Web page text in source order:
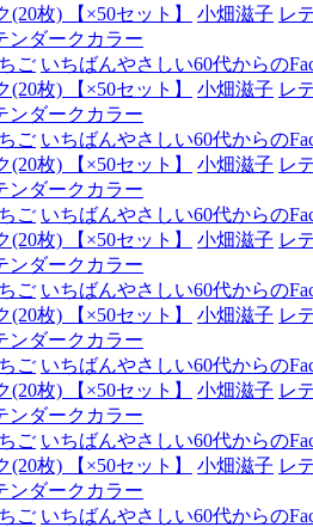
枚) 【×50セット】
小畑滋子 レ
ンダークカラー
ご いちばんやさしい60代からの
枚) 【×50セット】
小畑滋子 レ
ンダークカラー
ご いちばんやさしい60代からの
枚) 【×50セット】
小畑滋子 レ
ンダークカラー
ご いちばんやさしい60代からの
枚) 【×50セット】
小畑滋子 レ
ンダークカラー
ご いちばんやさしい60代からの
枚) 【×50セット】
小畑滋子 レ
ンダークカラー
ご いちばんやさしい60代からの
枚) 【×50セット】
小畑滋子 レ
ンダークカラー
ご いちばんやさしい60代からの
枚) 【×50セット】
小畑滋子 レ
ンダークカラー
ご いちばんやさしい60代からの